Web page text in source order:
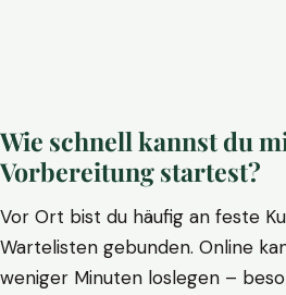
Wie schnell kannst du
Vorbereitung startest?
Vor Ort bist du häufig an feste
Wartelisten gebunden. Online
weniger Minuten loslegen –